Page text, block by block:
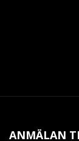
ANMÄLAN